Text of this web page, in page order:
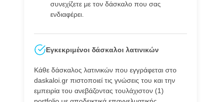
συνεχίζετε με τον δάσκαλο που σας
ενδιαφέρει.
Εγκεκριμένοι δάσκαλοι λατινικών
Κάθε δάσκαλος λατινικών που εγγράφεται στο
daskaloi.gr πιστοποιεί τις γνώσεις του και την
εμπειρία του ανεβάζοντας τουλάχιστον (1)